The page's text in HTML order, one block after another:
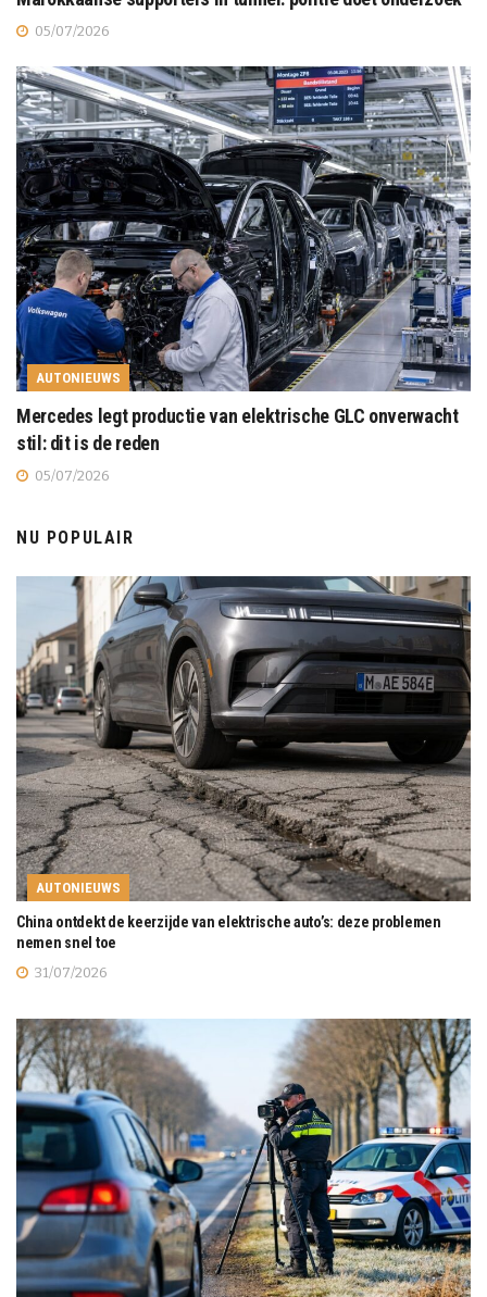
05/07/2026
AUTONIEUWS
Mercedes legt productie van elektrische GLC onverwacht
stil: dit is de reden
05/07/2026
NU POPULAIR
AUTONIEUWS
China ontdekt de keerzijde van elektrische auto’s: deze problemen
nemen snel toe
31/07/2026